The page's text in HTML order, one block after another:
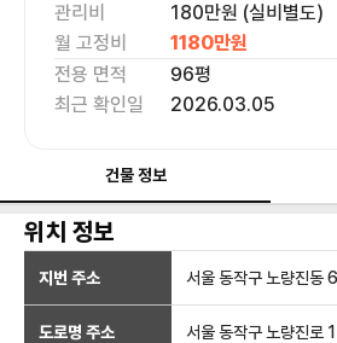
관리비
180만원 (실비별도)
월 고정비
1180만원
전용 면적
96평
최근 확인일
2026.03.05
건물 정보
위치 정보
지번 주소 서울 동작구 노량진동
도로명 주소 서울 동작구 노량진로